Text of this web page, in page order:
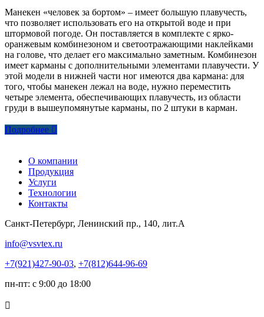
Манекен «человек за бортом» – имеет большую плавучесть,
что позволяет использовать его на открытой воде и при
штормовой погоде. Он поставляется в комплекте с ярко-
оранжевым комбинезоном и светоотражающими наклейками
на голове, что делает его максимально заметным. Комбинезон
имеет карманы с дополнительными элементами плавучести. У
этой модели в нижней части ног имеются два кармана: для
того, чтобы манекен лежал на воде, нужно переместить
четыре элемента, обеспечивающих плавучесть, из области
груди в вышеупомянутые карманы, по 2 штуки в карман.
Подробнее
О компании
Продукция
Услуги
Технологии
Контакты
Санкт-Петербург, Ленинский пр., 140, лит.А
info@vsvtex.ru
+7(921)427-90-03, +7(812)644-96-69
пн-пт: с 9:00 до 18:00